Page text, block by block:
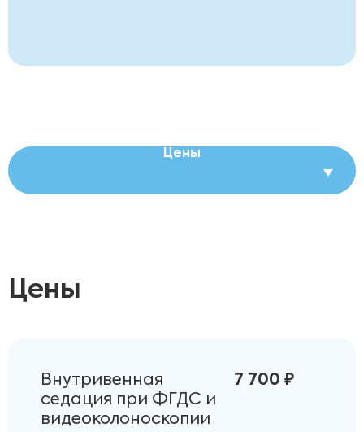
Цены
Цены
Внутривенная
седация при ФГДС и
видеоколоноскопии
7 700 ₽